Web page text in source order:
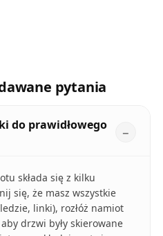
pytania
do prawidłowego
składa się z kilku
się, że masz wszystkie
linki), rozłóż namiot
drzwi były skierowane